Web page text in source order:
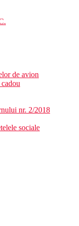
de avion
nr. 2/2018
sociale